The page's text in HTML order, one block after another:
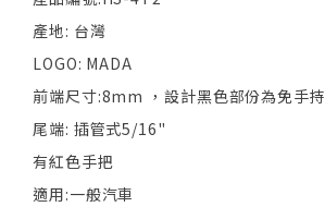
產地: 台灣
LOGO: MADA
前端尺寸:8mm ，設計黑色部份為免手持
尾端: 插管式5/16"
有紅色手把
適用:一般汽車